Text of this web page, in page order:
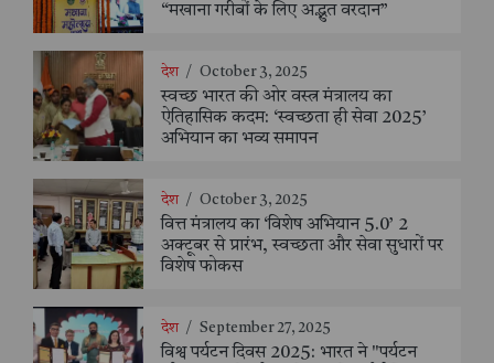
“मखाना गरीबों के लिए अद्भुत वरदान”
देश / October 3, 2025
स्वच्छ भारत की ओर वस्त्र मंत्रालय का
ऐतिहासिक कदम: ‘स्वच्छता ही सेवा 2025’
अभियान का भव्य समापन
देश / October 3, 2025
वित्त मंत्रालय का ‘विशेष अभियान 5.0’ 2
अक्टूबर से प्रारंभ, स्वच्छता और सेवा सुधारों पर
विशेष फोकस
देश / September 27, 2025
विश्व पर्यटन दिवस 2025: भारत ने "पर्यटन